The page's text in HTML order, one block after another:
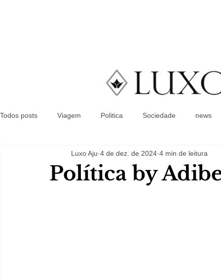
Todos posts Viagem Politica Sociedade news
Política by
Luxo Aju 4 de dez. de 2024 4 min de leitura